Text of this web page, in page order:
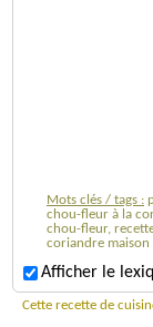
Mots clés / tags :
chou-fleur à la
chou-fleur,
coriandre maison
Afficher le
Cette recette de